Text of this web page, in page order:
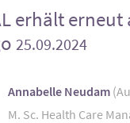
erhält erneut
25.09.2024
Annabelle Neudam
M. Sc. Health Care